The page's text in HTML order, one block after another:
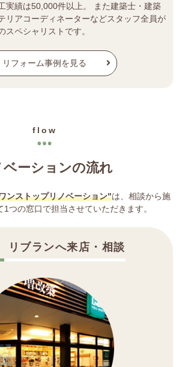
実績は50,000件以上。 また建築士・建築
リアコーディネーターなどスタッフ全員が
スペシャリストです。
リフォーム事例を見る
flow
ベーションの流れ
ンストップリノベーション"は、相談から施
1つの窓口で担当させていただきます。
ブランへ来店・相談